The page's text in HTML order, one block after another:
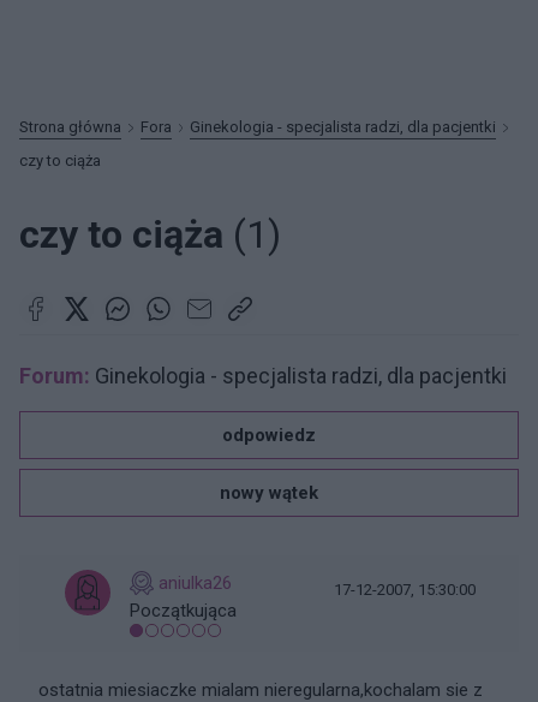
Strona główna Fora
Ginekologia - specjalista radzi, dla pacjentki
czy to ciąża
czy to ciąża (1)
Forum: Ginekologia - specjalista radzi, dla pacjentki
odpowiedz
nowy wątek
aniulka26
Początkująca
17-12-2007, 15:30:00
ostatnia miesiaczke mialam nieregularna,kochalam sie z